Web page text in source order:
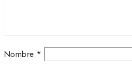
Nombre *